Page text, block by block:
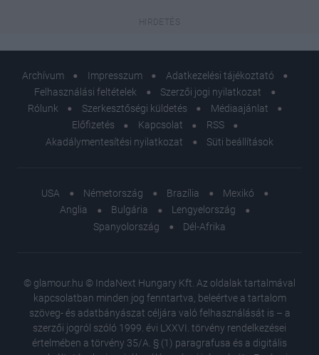
Archívum Impresszum
Adatkezelési tájékoztató
Felhasználási feltételek
Szerzői jogi nyilatkozat
Rólunk
Szerkesztőségi küldetés
Médiaajánlat
Előfizetés
Kapcsolat
RSS
Akadálymentesítési nyilatkozat
Süti beállítások
USA Németország Brazília
Mexikó
Anglia
Bulgária
Lengyelország
Spanyolország
Dél-Afrika
© glamour.hu © IndaNext Hungary Kft. Az oldalak tartalmával
kapcsolatban minden jog fenntartva, beleértve a tartalom
szöveg- és adatbányászat céljára való felhasználását is – a
szerzői jogról szóló 1999. évi LXXVI. törvény rendelkezései
értelmében a törvény 35/A. § (1) paragrafusa és a digitális